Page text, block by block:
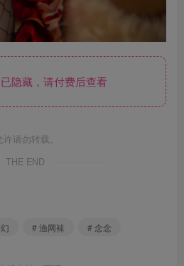
隐藏，请付费后查看
请勿转载。
THE END
# 渔网袜 # 念念